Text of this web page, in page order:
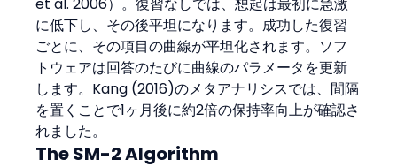
に低下し、その後平坦になります。成功した復習
ごとに、その項目の曲線が平坦化されます。ソフ
トウェアは回答のたびに曲線のパラメータを更新
します。Kang (2016)のメタアナリシスでは、間隔
を置くことで1ヶ月後に約2倍の保持率向上が確認さ
れました。
The SM-2 Algorithm